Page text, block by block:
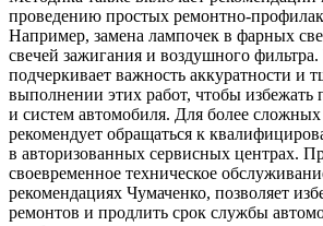
проведению простых ремонтно-
Например, замена лампочек в фарных
свечей зажигания и воздушного
подчеркивает важность аккуратности и
выполнении этих работ, чтобы избежать
и систем автомобиля. Для более
рекомендует обращаться к
в авторизованных сервисных центрах.
своевременное техническое
рекомендациях Чумаченко, позволяет
ремонтов и продлить срок службы